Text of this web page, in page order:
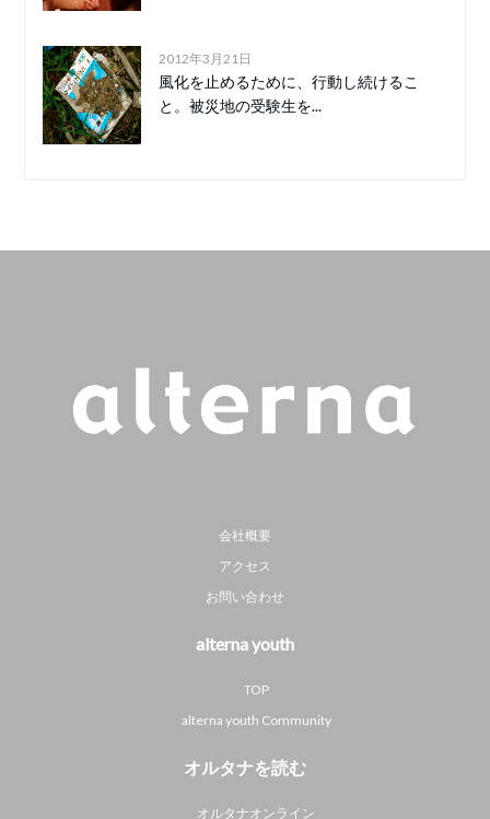
2012年3月21日
風化を止めるために、行動し続けるこ
と。被災地の受験生を...
会社概要
アクセス
お問い合わせ
alterna youth
TOP
alterna youth Community
オルタナを読む
オルタナオンライン